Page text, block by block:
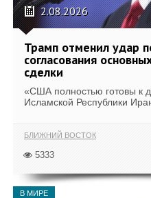
2.08.2026
Трамп отменил удар
согласования
сделки
«США полностью готовы к
Исламской Республики
БЛИЖНИЙ ВОСТОК
5333
В МИРЕ